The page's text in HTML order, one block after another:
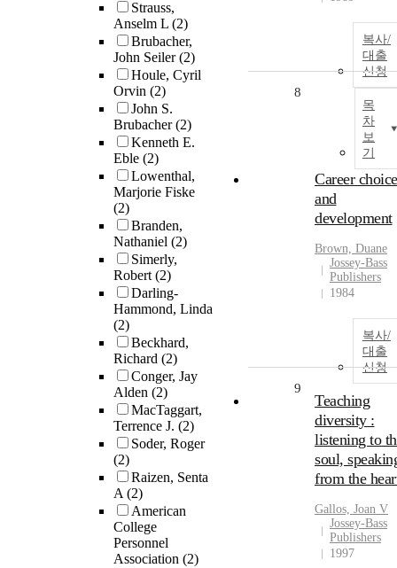
Strauss,
Anselm L (2)
Brubacher,
John Seiler(2)
Houle, Cyril
Orvin (2)
John S.
Brubacher(2)
Kenneth E.
Eble (2)
Lowenthal,
Marjorie Fiske
(2)
Branden,
Nathaniel (2)
Simerly,
Robert(2)
Darling-
Hammond, Linda
(2)
Beckhard,
Richard (2)
Conger, Jay
Alden (2)
MacTaggart,
Terrence J. (2)
Soder, Roger
(2)
Raizen, Senta
A(2)
American
College
Personnel
Association (2)
복사/
대출
신청
목
차
보
기
8
Career choice
and
development
Brown, Duane
Jossey-Bass
Publishers
1984
복사/
대출
신청
9
Teaching
diversity :
listening to
soul,
from the
Gallos, Joan V
Jossey-Bass
Publishers
1997